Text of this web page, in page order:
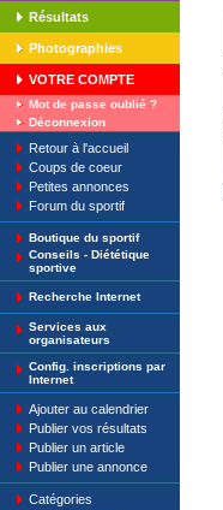
Résultats
Photographies
VOTRE COMPTE
Mot de passe oublié ?
Déconnexion
Retour à l'accueil
Coups de coeur
Petites annonces
Forum du sportif
Boutique du sportif
Conseils - Diététique
sportive
Recherche Internet
Services aux
organisateurs
Config. inscriptions par
Internet
Ajouter au calendrier
Publier vos résultats
Publier un article
Publier une annonce
Catégories